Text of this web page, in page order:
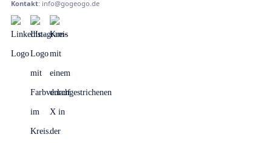
Kontakt: info@gogeogo.de